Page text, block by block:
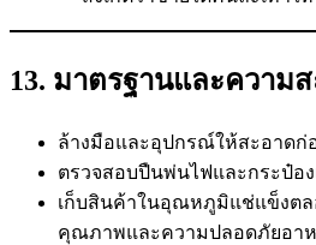
13. มาตรฐานและความ
ล้างมือและอุปกรณ์ให้สะอาดก่
ตรวจสอบปืนพ่นไฟและกระป๋อ
เก็บสินค้าในอุณหภูมิแช่แข็งตล
คุณภาพและความปลอดภัยอา